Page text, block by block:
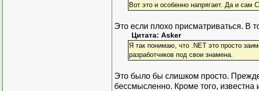
Вот это и особенно напрягает. Да и сам
Это если плохо присматриваться. В
Цитата: Asker
Я так понимаю, что .NET это просто
разработчиков под свои знамена.
Это было бы слишком просто. Прежде
бессмысленно. Кроме того, известна